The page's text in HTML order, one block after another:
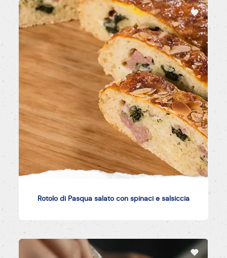
Rotolo di Pasqua salato con spinaci e salsiccia